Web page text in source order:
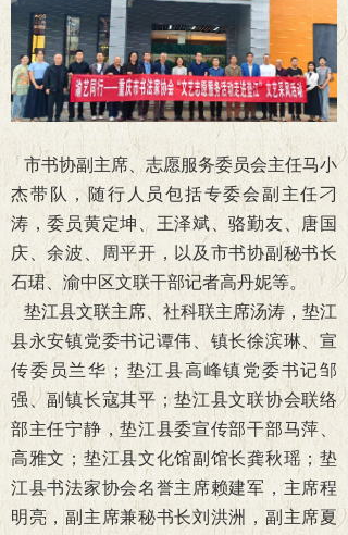
市书协副主席、志愿服务委员会主任马小
杰带队，随行人员包括专委会副主任刁
涛，委员黄定坤、王泽斌、骆勤友、唐国
庆、余波、周平开，以及市书协副秘书长
石珺、渝中区文联干部记者高丹妮等。
垫江县文联主席、社科联主席汤涛，垫江
县永安镇党委书记谭伟、镇长徐滨琳、宣
传委员兰华；垫江县高峰镇党委书记邹
强、副镇长寇其平；垫江县文联协会联络
部主任宁静，垫江县委宣传部干部马萍、
高雅文；垫江县文化馆副馆长龚秋瑶；垫
江县书法家协会名誉主席赖建军，主席程
明亮，副主席兼秘书长刘洪洲，副主席夏